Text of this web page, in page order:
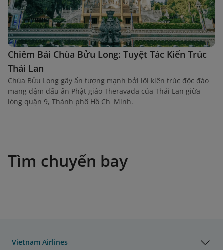
Chiêm Bái Chùa Bửu Long: Tuyệt Tác Kiến Trúc
Thái Lan
Chùa Bửu Long gây ấn tượng mạnh bởi lối kiến trúc độc đáo
mang đậm dấu ấn Phật giáo Theravāda của Thái Lan giữa
lòng quận 9, Thành phố Hồ Chí Minh.
Tìm chuyến bay
Vietnam Airlines